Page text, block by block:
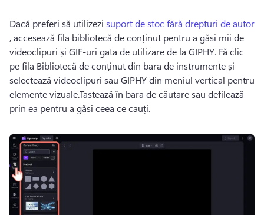
Dacă preferi să utilizezi suport de stoc fără drepturi de autor
, accesează fila bibliotecă de conținut pentru a găsi mii de
videoclipuri și GIF-uri gata de utilizare de la GIPHY. Fă clic
pe fila Bibliotecă de conținut din bara de instrumente și
selectează videoclipuri sau GIPHY din meniul vertical pentru
elemente vizuale.Tastează în bara de căutare sau defilează
prin ea pentru a găsi ceea ce cauți.